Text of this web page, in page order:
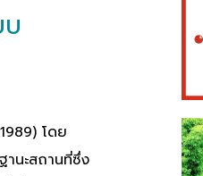
โดย
านะสถานที่ซึ่ง